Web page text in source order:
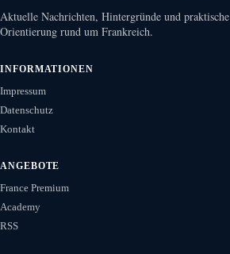
Aktuelle Nachrichten, Hintergründe und praktische
Orientierung rund um Frankreich.
INFORMATIONEN
Impressum
Datenschutz
Kontakt
ANGEBOTE
France Premium
Academy
RSS